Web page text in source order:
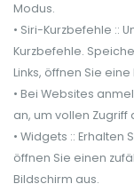
Modus.
• Siri-Kurzbefehle ::
Kurzbefehle.
Links, öffnen Sie
• Bei Websites
an, um vollen Zugriff
• Widgets :: Erhalten
öffnen Sie einen
Bildschirm aus.